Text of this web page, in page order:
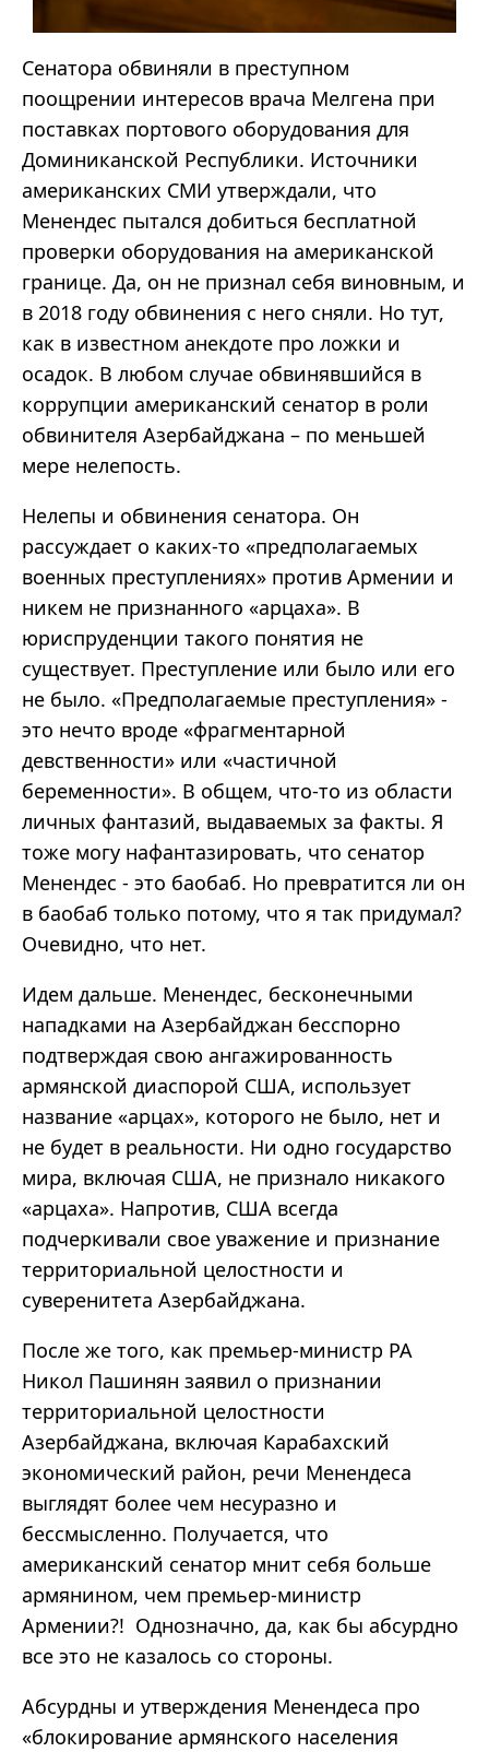
Сенатора обвиняли в преступном
поощрении интересов врача Мелгена при
поставках портового оборудования для
Доминиканской Республики. Источники
американских СМИ утверждали, что
Менендес пытался добиться бесплатной
проверки оборудования на американской
границе. Да, он не признал себя виновным, и
в 2018 году обвинения с него сняли. Но тут,
как в известном анекдоте про ложки и
осадок. В любом случае обвинявшийся в
коррупции американский сенатор в роли
обвинителя Азербайджана – по меньшей
мере нелепость.
Нелепы и обвинения сенатора. Он
рассуждает о каких-то «предполагаемых
военных преступлениях» против Армении и
никем не признанного «арцаха». В
юриспруденции такого понятия не
существует. Преступление или было или его
не было. «Предполагаемые преступления» -
это нечто вроде «фрагментарной
девственности» или «частичной
беременности». В общем, что-то из области
личных фантазий, выдаваемых за факты. Я
тоже могу нафантазировать, что сенатор
Менендес - это баобаб. Но превратится ли он
в баобаб только потому, что я так придумал?
Очевидно, что нет.
Идем дальше. Менендес, бесконечными
нападками на Азербайджан бесспорно
подтверждая свою ангажированность
армянской диаспорой США, использует
название «арцах», которого не было, нет и
не будет в реальности. Ни одно государство
мира, включая США, не признало никакого
«арцаха». Напротив, США всегда
подчеркивали свое уважение и признание
территориальной целостности и
суверенитета Азербайджана.
После же того, как премьер-министр РА
Никол Пашинян заявил о признании
территориальной целостности
Азербайджана, включая Карабахский
экономический район, речи Менендеса
выглядят более чем несуразно и
бессмысленно. Получается, что
американский сенатор мнит себя больше
армянином, чем премьер-министр
Армении?! Однозначно, да, как бы абсурдно
все это не казалось со стороны.
Абсурдны и утверждения Менендеса про
«блокирование армянского населения